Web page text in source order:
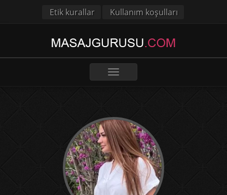
Etik kurallar Kullanım koşulları
Toggle